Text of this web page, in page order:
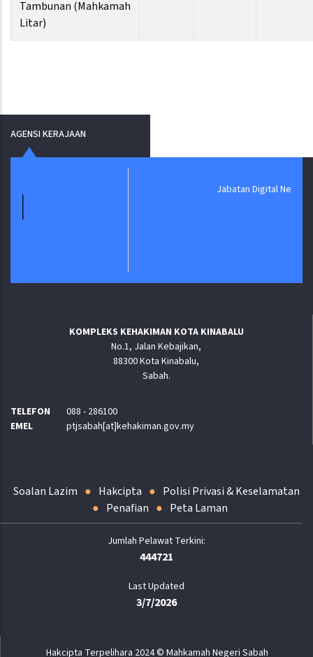
Tambunan (Mahkamah
Litar)
AGENSI KERAJAAN
Jabatan Digital Negara
KOMPLEKS KEHAKIMAN KOTA KINABALU
No.1, Jalan Kebajikan,
88300 Kota Kinabalu,
Sabah.
TELEFON
088 - 286100
EMEL
ptjsabah[at]kehakiman.gov.my
Soalan Lazim Hakcipta
Polisi Privasi & Keselamatan
Penafian
Peta Laman
444721
Last Updated
3/7/2026
Hakcipta Terpelihara 2024 © Mahkamah Negeri Sabah